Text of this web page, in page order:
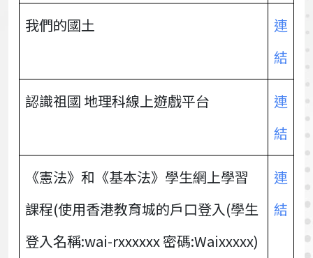
我們的國土
連
結
認識祖國 地理科線上遊戲平台
連
結
《憲法》和《基本法》學生網上學習
課程(使用香港教育城的戶口登入(學生
登入名稱:wai-rxxxxxx 密碼:Waixxxxx)
連
結